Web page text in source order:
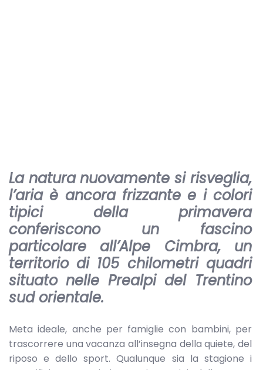
La natura nuovamente si risveglia,
l’aria è ancora frizzante e i colori
tipici della primavera
conferiscono un fascino
particolare all’Alpe Cimbra, un
territorio di 105 chilometri quadri
situato nelle Prealpi del Trentino
sud orientale.
Meta ideale, anche per famiglie con bambini, per
trascorrere una vacanza all’insegna della quiete, del
riposo e dello sport. Qualunque sia la stagione i